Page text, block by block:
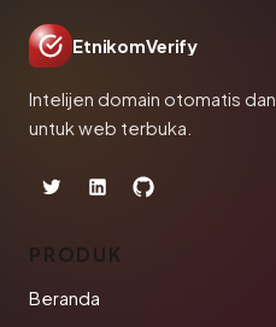
EtnikomVerify
Intelijen domain otomatis
untuk web terbuka.
PRODUK
Beranda